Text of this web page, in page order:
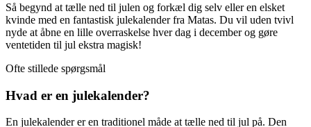
Så begynd at tælle ned til julen og forkæl dig selv eller en elsket
kvinde med en fantastisk julekalender fra Matas. Du vil uden tvivl
nyde at åbne en lille overraskelse hver dag i december og gøre
ventetiden til jul ekstra magisk!
Ofte stillede spørgsmål
Hvad er en julekalender?
En julekalender er en traditionel måde at tælle ned til jul på. Den